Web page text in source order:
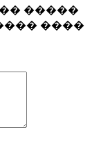
�����
����